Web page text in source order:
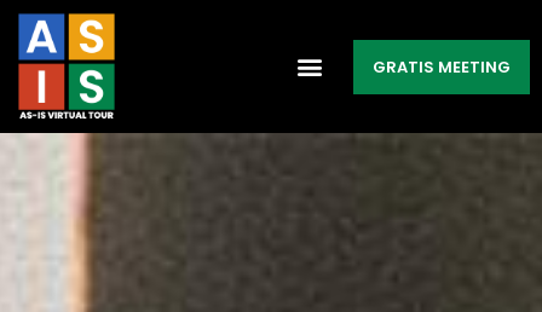
GRATIS MEETING